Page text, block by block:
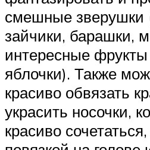
смешные зверушки
зайчики, барашки,
интересные фрукты
яблочки). Также
красиво обвязать
украсить носочки,
красиво